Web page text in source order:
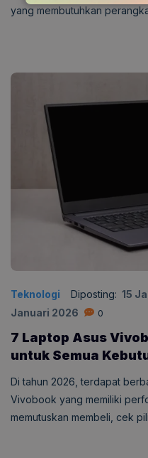
yang membutuhkan
Teknologi Diposting: 15
Januari 2026
0
7 Laptop Asus
untuk Semua
Di tahun 2026, terdapat
Vivobook yang memiliki
memutuskan membeli, cek